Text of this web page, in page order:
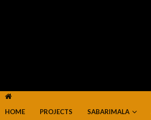
HOME PROJECTS SABARIMALA